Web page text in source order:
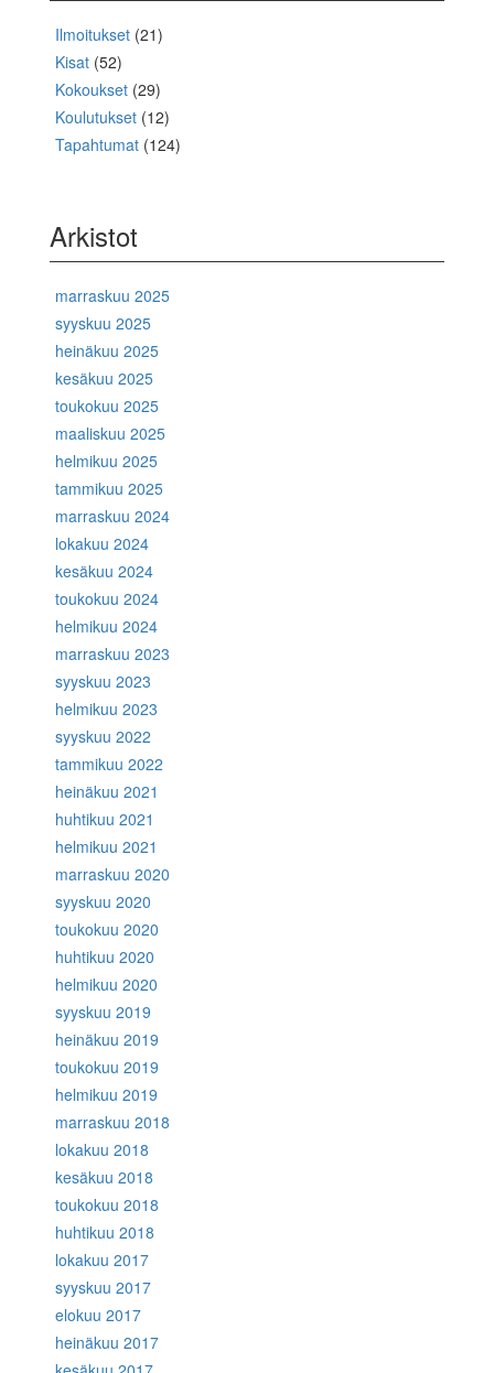
Ilmoitukset (21)
Kisat (52)
Kokoukset (29)
Koulutukset (12)
Tapahtumat (124)
Arkistot
marraskuu 2025
syyskuu 2025
heinäkuu 2025
kesäkuu 2025
toukokuu 2025
maaliskuu 2025
helmikuu 2025
tammikuu 2025
marraskuu 2024
lokakuu 2024
kesäkuu 2024
toukokuu 2024
helmikuu 2024
marraskuu 2023
syyskuu 2023
helmikuu 2023
syyskuu 2022
tammikuu 2022
heinäkuu 2021
huhtikuu 2021
helmikuu 2021
marraskuu 2020
syyskuu 2020
toukokuu 2020
huhtikuu 2020
helmikuu 2020
syyskuu 2019
heinäkuu 2019
toukokuu 2019
helmikuu 2019
marraskuu 2018
lokakuu 2018
kesäkuu 2018
toukokuu 2018
huhtikuu 2018
lokakuu 2017
syyskuu 2017
elokuu 2017
heinäkuu 2017